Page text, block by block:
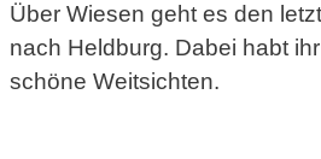
Über Wiesen geht es den
nach Heldburg. Dabei habt
schöne Weitsichten.